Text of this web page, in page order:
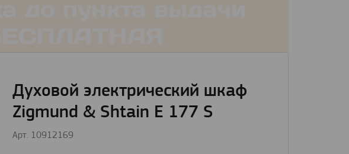
Духовой электрический шкаф
Zigmund & Shtain E 177 S
Арт. 10912169